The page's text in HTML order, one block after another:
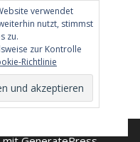
verwendet
nutzt, stimmst
zu.
zur Kontrolle
Richtlinie